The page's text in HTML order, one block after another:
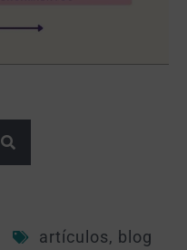
artículos, blog